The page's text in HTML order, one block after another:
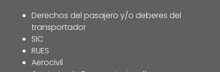
Derechos del pasajero y/o deberes del
transportador
SIC
RUES
Aerocivil